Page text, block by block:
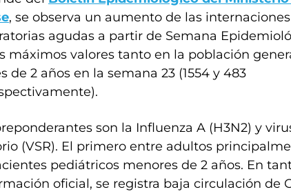
, se observa un aumento de las
agudas a partir de Semana
máximos valores tanto en la población
de 2 años en la semana 23 (1554 y 483
son la Influenza A (H3N2) y
(VSR). El primero entre adultos
pediátricos menores de 2 años. En
oficial, se registra baja circulación de